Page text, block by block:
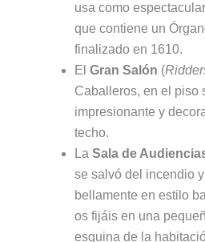
usa como
que contiene un
finalizado en 1610.
El Gran Salón (
Caballeros, en el piso
impresionante y
techo.
La Sala de
se salvó del incendio
bellamente en estilo
os fijáis en una
esquina de la